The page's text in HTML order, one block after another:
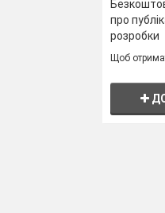
про
розробки
Щоб